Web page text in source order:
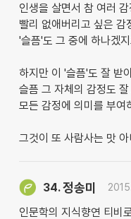
인생을 살면서 참 여러
빨리 없애버리고 싶은 감
'슬픔'도 그 중에 하나겠
하지만 이 '슬픔'도 잘 받
슬픔 그 자체의 감정도
모든 감정에 의미를 부여
그것이 또 사람사는 맛
34.정송미
인문학의 지식향연 티비